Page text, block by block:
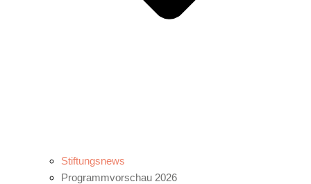
Stiftungsnews
Programmvorschau 2026